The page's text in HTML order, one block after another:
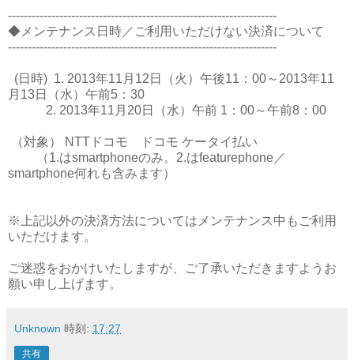
--------------------------------------------------------------------
◆メンテナンス日時／ご利用いただけない決済について
--------------------------------------------------------------------
(日時) 1. 2013年11月12日（火）午後11：00～2013年11
月13日（水）午前5：30
2. 2013年11月20日（水）午前 1：00～午前8：00
（対象） NTTドコモ ドコモ ケータイ払い
（1.はsmartphoneのみ。2.はfeaturephone／
smartphone何れも含みます）
※上記以外の決済方法についてはメンテナンス中もご利用
いただけます。
ご迷惑をおかけいたしますが、ご了承いただきますようお
願い申し上げます。
Unknown 時刻: 17:27
共有